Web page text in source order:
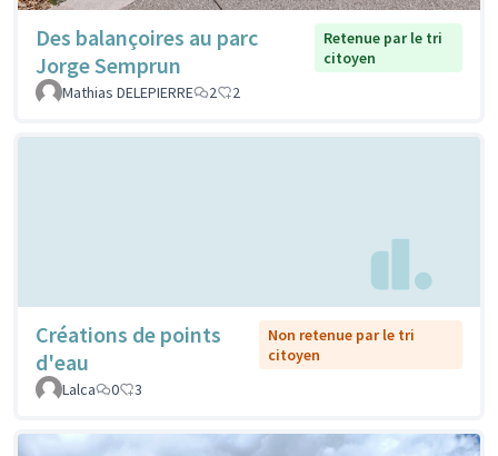
Des balançoires au parc
Jorge Semprun
Retenue par le tri
citoyen
Mathias DELEPIERRE
2 2
Créations de points
d'eau
Non retenue par le tri
citoyen
Lalca
0 3